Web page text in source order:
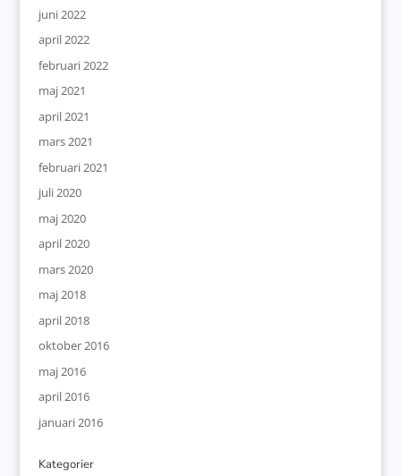
juni 2022
april 2022
februari 2022
maj 2021
april 2021
mars 2021
februari 2021
juli 2020
maj 2020
april 2020
mars 2020
maj 2018
april 2018
oktober 2016
maj 2016
april 2016
januari 2016
Kategorier